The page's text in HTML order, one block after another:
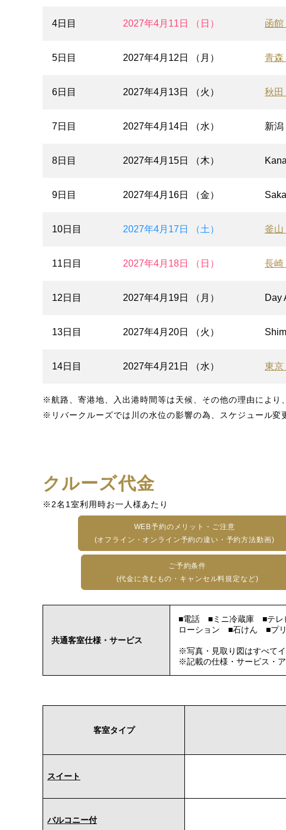
4日目 2027年4月11日 （日） 函館
5日目 2027年4月12日 （月） 青森
6日目 2027年4月13日 （火） 秋田
7日目 2027年4月14日 （水） 新潟
8日目 2027年4月15日 （木）
9日目 2027年4月16日 （金）
10日目 2027年4月17日 （土） 釜山
11日目 2027年4月18日 （日） 長崎
12日目 2027年4月19日 （月） Day
13日目 2027年4月20日 （火）
14日目 2027年4月21日 （水） 東京
※航路、寄港地、入出港時間等は天候、その他の理由により
※リバークルーズでは川の水位の影響の為、スケジュール変
クルーズ代金
※2名1室利用時お一人様あたり
WEB予約のメリット・ご注意
(オフライン・オンライン予約の違い・予約方法動画)
ご予約条件
(代金に含むもの・キャンセル料規定など)
共通客室仕様・サービス
■電話 ■ミニ冷蔵庫 ■テレ
ローション ■石けん ■プリ
※写真・見取り図はすべて
※記載の仕様・サービス・
客室タイプ
スイート
バルコニー付